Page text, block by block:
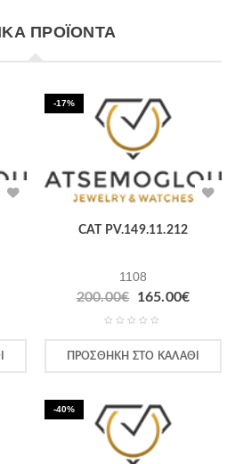
ΠΡΟΪΌΝΤΑ
-17%
CAT PV.149.11.212
1108
200.00€ 165.00€
ΠΡΟΣΘΉΚΗ ΣΤΟ ΚΑΛΆΘΙ
-40%